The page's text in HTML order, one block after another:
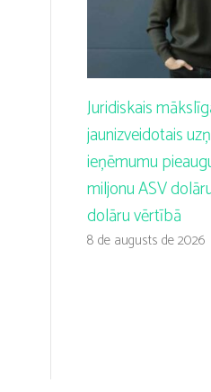
Juridiskais
jaunizveidotais
ieņēmumu
miljonu ASV
dolāru vērtībā
8 de augusts de 2026